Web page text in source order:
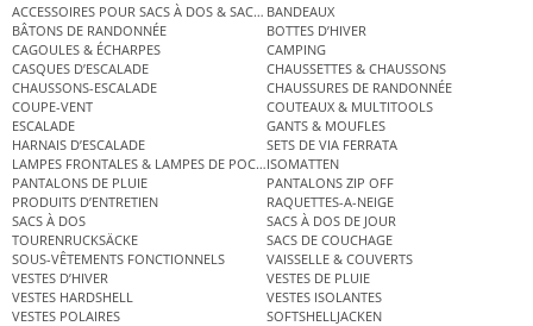
ACCESSOIRES POUR SACS À DOS & SACS ÉTANCHES
BANDEAUX
BÂTONS DE RANDONNÉE
BOTTES D’HIVER
CAGOULES & ÉCHARPES
CAMPING
CASQUES D’ESCALADE
CHAUSSETTES & CHAUSSONS
CHAUSSONS-ESCALADE
CHAUSSURES DE RANDONNÉE
COUPE-VENT
COUTEAUX & MULTITOOLS
ESCALADE
GANTS & MOUFLES
HARNAIS D’ESCALADE
SETS DE VIA FERRATA
LAMPES FRONTALES & LAMPES DE POCHEISOMATTEN
PANTALONS DE PLUIE
PANTALONS ZIP OFF
PRODUITS D’ENTRETIEN
RAQUETTES-A-NEIGE
SACS À DOS
SACS À DOS DE JOUR
TOURENRUCKSÄCKE
SACS DE COUCHAGE
SOUS-VÊTEMENTS FONCTIONNELS
VAISSELLE & COUVERTS
VESTES D’HIVER
VESTES DE PLUIE
VESTES HARDSHELL
VESTES ISOLANTES
VESTES POLAIRES
SOFTSHELLJACKEN